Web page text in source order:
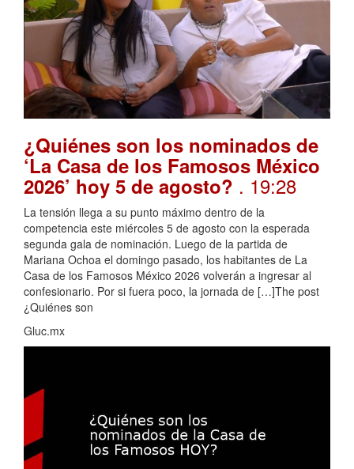
¿Quiénes son los nominados de
‘La Casa de los Famosos México
2026’ hoy 5 de agosto? . 19:28
La tensión llega a su punto máximo dentro de la
competencia este miércoles 5 de agosto con la esperada
segunda gala de nominación. Luego de la partida de
Mariana Ochoa el domingo pasado, los habitantes de La
Casa de los Famosos México 2026 volverán a ingresar al
confesionario. Por si fuera poco, la jornada de […]The post
¿Quiénes son
Gluc.mx